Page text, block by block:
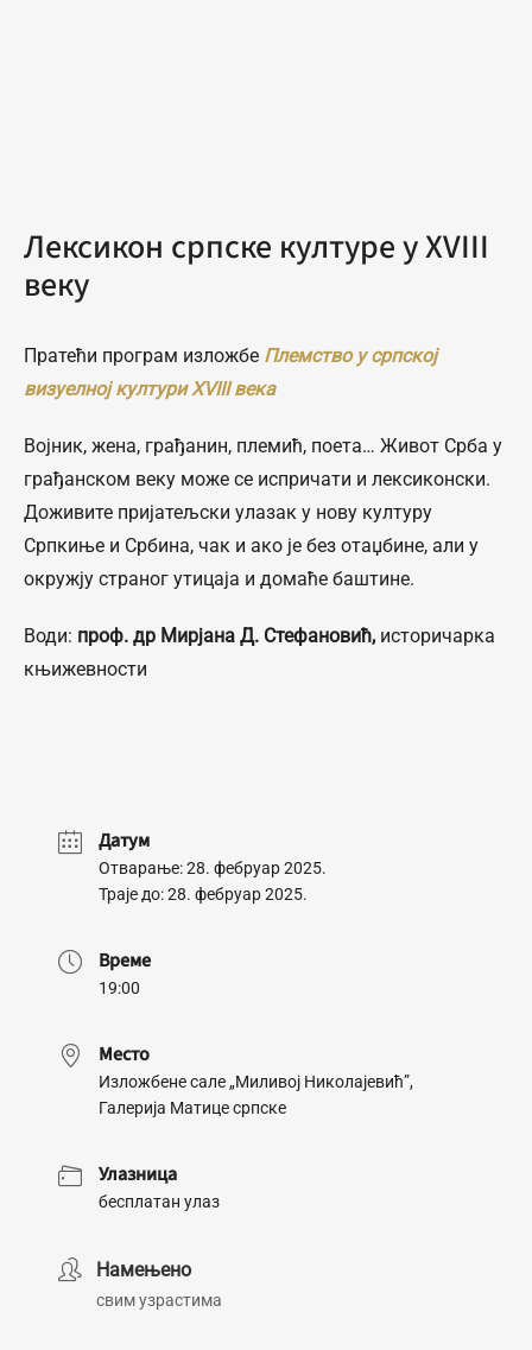
Лексикон српске културе у XVIII
веку
Пратећи програм изложбе Племство у српској
визуелној култури XVIII века
Војник, жена, грађанин, племић, поета… Живот Срба у
грађанском веку може се испричати и лексиконски.
Доживите пријатељски улазак у нову културу
Српкиње и Србина, чак и ако је без отаџбине, али у
окружју страног утицаја и домаће баштине.
Води: проф. др Мирјана Д. Стефановић, историчарка
књижевности
Датум
Отварање: 28. фебруар 2025.
Траје до: 28. фебруар 2025.
Време
19:00
Место
Изложбене сале „Миливој Николајевић”,
Галерија Матице српске
Улазница
бесплатан улаз
Намењено
свим узрастима